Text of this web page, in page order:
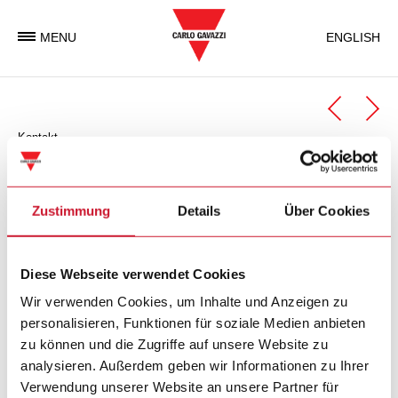
Zustimmung Details Über Cookies
Diese Webseite verwendet Cookies
Wir verwenden Cookies, um Inhalte und Anzeigen zu
personalisieren, Funktionen für soziale Medien anbieten
zu können und die Zugriffe auf unsere Website zu
analysieren. Außerdem geben wir Informationen zu Ihrer
Verwendung unserer Website an unsere Partner für
MENU ENGLISH
Kontakt
Automation Components
Geschäftseinheit Automation Components
Geschäftseinheit der Carlo Gavazzi Gruppe, welche weltweit
elektronische Komponenten entwickelt, produziert und
vermarktet, die in der Industrie- und in
Gebäudeautomatisierung zum Einsatz kommen.
Carlo Gavazzi Automation SpA